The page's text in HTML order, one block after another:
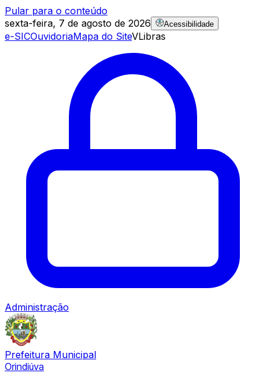
Pular para o conteúdo
sexta-feira, 7 de agosto de 2026
Acessibilidade
e-SICOuvidoriaMapa do SiteVLibras
Administração
Prefeitura Municipal
Orindiúva